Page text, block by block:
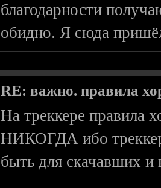
благодарности
обидно. Я сюда
RE: важно. правила
На треккере правила
НИКОГДА ибо
быть для скачавших